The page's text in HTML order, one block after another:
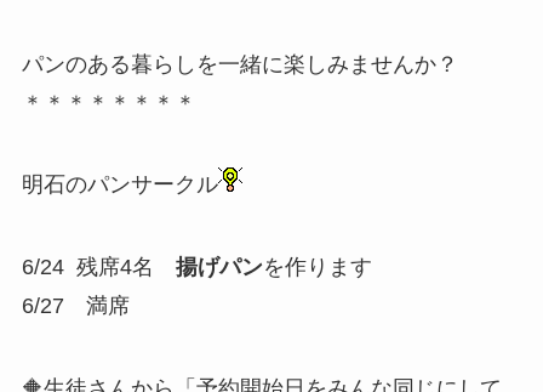
パンのある暮らしを一緒に楽しみませんか？
＊＊＊＊＊＊＊＊
明石のパンサークル
6/24 残席4名 揚げパンを作ります
6/27 満席